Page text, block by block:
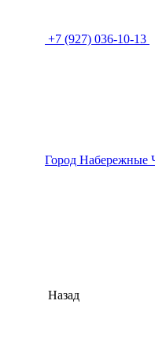
+7 (927) 036-10-13
Город Набережные
Назад